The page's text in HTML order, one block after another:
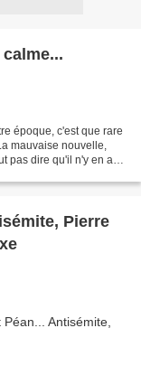
époque, c'est que rare
mauvaise nouvelle,
pas dire qu'il n'y en a
Pierre